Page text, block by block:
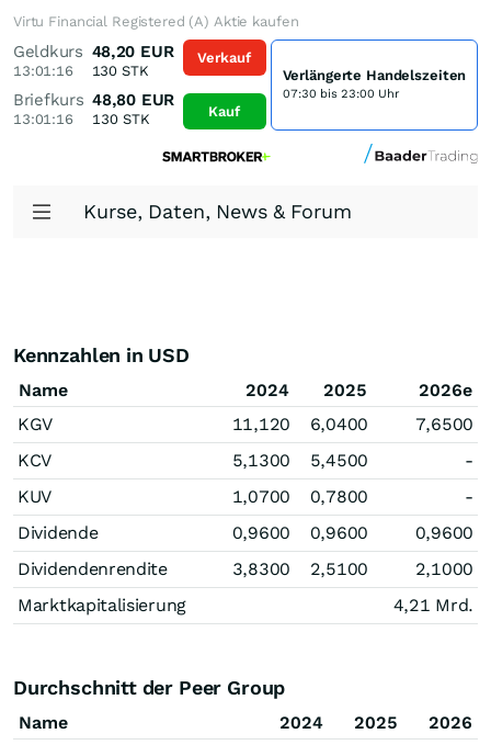
Virtu Financial Registered (A) Aktie kaufen
Geldkurs
13:01:16
48,20 EUR
130 STK
Briefkurs
13:01:16
48,80 EUR
130STK
Verkauf
Kauf
Verlängerte Handelszeiten
07:30 bis 23:00 Uhr
Kurse, Daten, News & Forum
Kennzahlen in USD
Name 2024 2025
2026e
KGV
11,120 6,0400
7,6500
KCV
5,1300 5,4500
-
KUV
1,0700 0,7800
-
Dividende
0,9600 0,9600
0,9600
Dividendenrendite
3,8300 2,5100
2,1000
Marktkapitalisierung
4,21 Mrd.
Durchschnitt der Peer Group
Name 2024 2025
2026